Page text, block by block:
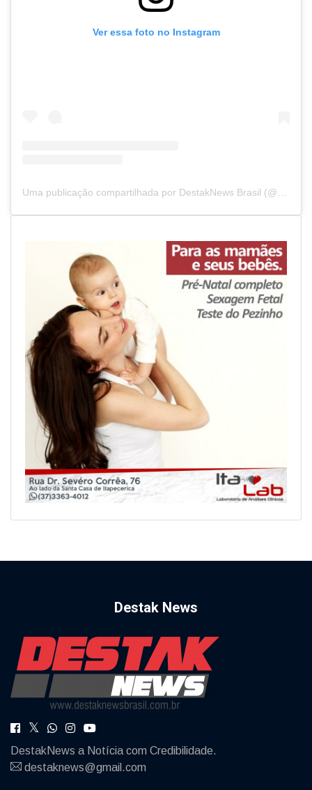
Ver essa foto no Instagram
Uma publicação compartilhada por DestakNews Brasil (@destaknewsbrasiloficial)
Destak News
DestakNews a Notícia com Credibilidade.
destaknews@gmail.com